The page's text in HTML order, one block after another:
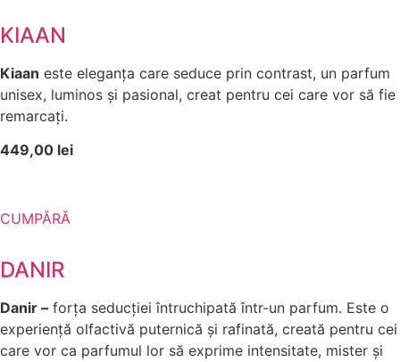
KIAAN
Kiaan este eleganța care seduce prin contrast, un parfum
unisex, luminos și pasional, creat pentru cei care vor să fie
remarcați.
449,00 lei
CUMPĂRĂ
DANIR
Danir – forța seducției întruchipată într-un parfum. Este o
experiență olfactivă puternică și rafinată, creată pentru cei
care vor ca parfumul lor să exprime intensitate, mister și